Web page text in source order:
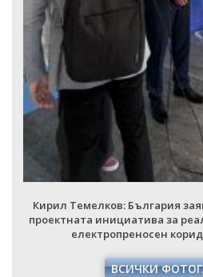
Кирил Темелков: България
проектната инициатива за
електропреносен
ВСИЧКИ